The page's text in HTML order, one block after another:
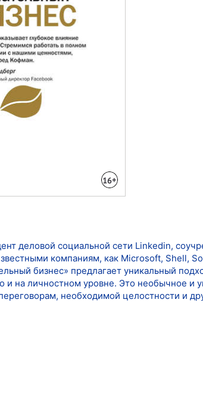
деловой социальной сети Linkedin,
компаниям, как Microsoft, Shell,
бизнес» предлагает уникальный
и на личностном уровне. Это необычное и
необходимой целостности и